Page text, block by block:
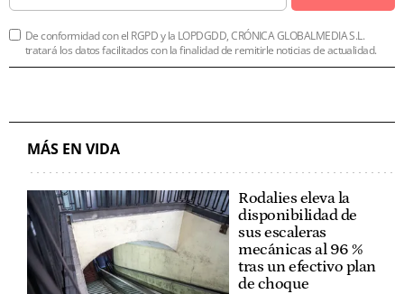
De conformidad con el RGPD y la LOPDGDD, CRÓNICA GLOBALMEDIA S.L.
tratará los datos facilitados con la finalidad de remitirle noticias de actualidad.
MÁS EN VIDA
Rodalies eleva la
disponibilidad de
sus escaleras
mecánicas al 96 %
tras un efectivo plan
de choque